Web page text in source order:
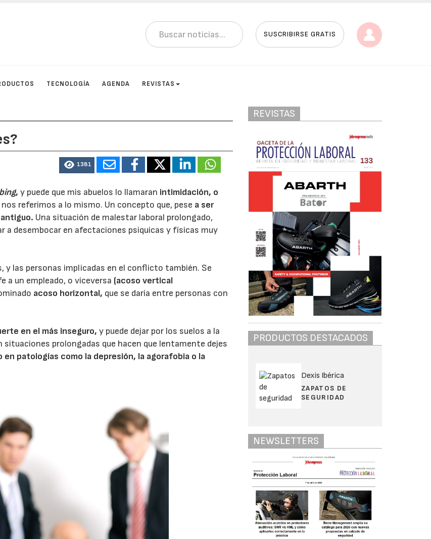
SUSCRIBIRSE GRATIS
TECNOLOGÍA AGENDA REVISTAS
1381
, y puede que mis abuelos lo llamaran intimidación, o
referimos a lo mismo. Un concepto que, pese a ser
. Una situación de malestar laboral prolongado,
a desembocar en afectaciones psíquicas y físicas muy
y las personas implicadas en el conflicto también. Se
a un empleado, o viceversa (acoso vertical
acoso horizontal, que se daría entre personas con
en el más inseguro, y puede dejar por los suelos a la
prolongadas que hacen que lentamente dejes
en patologías como la depresión, la agorafobia o la
REVISTAS
PRODUCTOS DESTACADOS
Dexis Ibérica
ZAPATOS DE
SEGURIDAD
NEWSLETTERS